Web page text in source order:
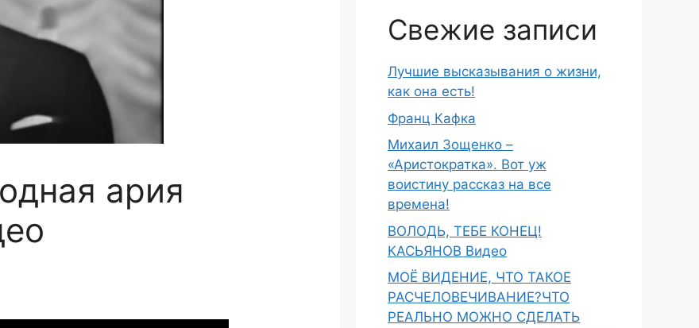
ария
Свежие записи
Лучшие высказывания о жизни,
как она есть!
Франц Кафка
Михаил Зощенко –
«Аристократка». Вот уж
воистину рассказ на все
времена!
ВОЛОДЬ, ТЕБЕ КОНЕЦ!
КАСЬЯНОВ Видео
МОЁ ВИДЕНИЕ, ЧТО ТАКОЕ
РАСЧЕЛОВЕЧИВАНИЕ?ЧТО
РЕАЛЬНО МОЖНО СДЕЛАТЬ